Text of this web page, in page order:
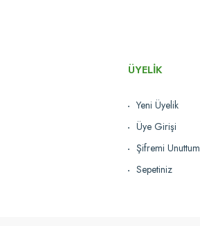
ÜYELİK
Yeni Üyelik
Üye Girişi
Şifremi Unuttum
Sepetiniz